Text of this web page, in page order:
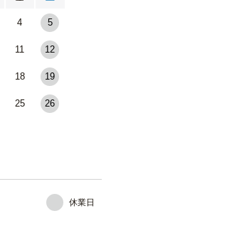
4 5
11 12
18 19
25 26
休業日